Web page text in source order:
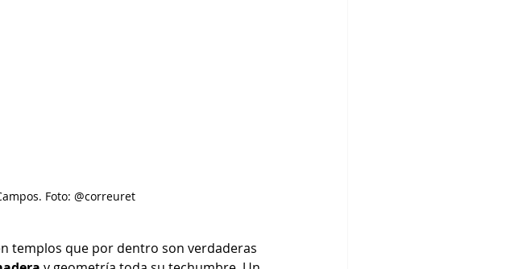
Foto: @correuret
templos que por dentro son verdaderas